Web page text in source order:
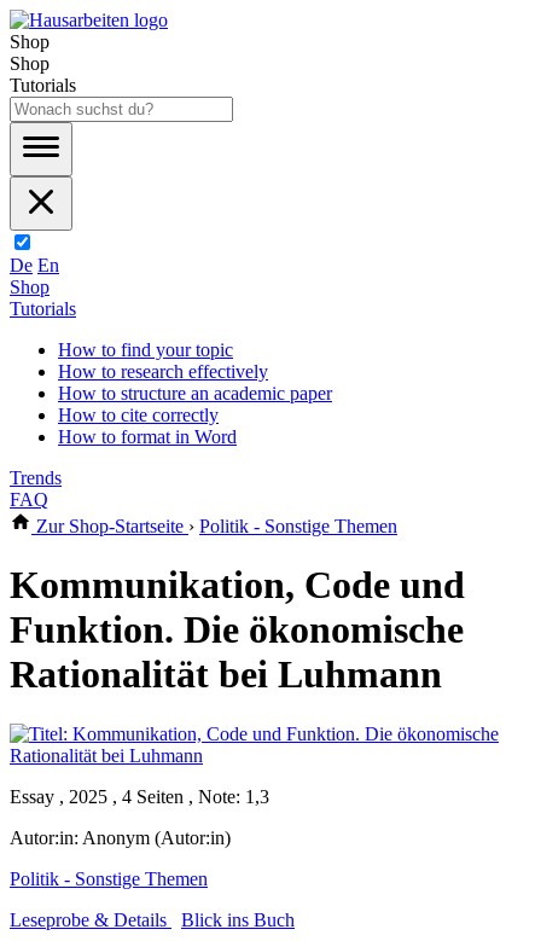
Shop
Shop
Tutorials
De En
Shop
Tutorials
How to find your topic
How to research effectively
How to structure an academic paper
How to cite correctly
How to format in Word
Trends
FAQ
Zur Shop-Startseite › Politik - Sonstige Themen
Kommunikation, Code und
Funktion. Die ökonomische
Rationalität bei Luhmann
Essay , 2025 , 4 Seiten , Note: 1,3
Autor:in: Anonym (Autor:in)
Politik - Sonstige Themen
Leseprobe & Details
Blick ins Buch